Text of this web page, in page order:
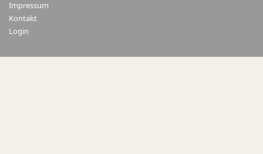
Impressum
Kontakt
Login